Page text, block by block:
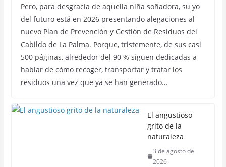
Pero, para desgracia de aquella niña soñadora, su yo
del futuro está en 2026 presentando alegaciones al
nuevo Plan de Prevención y Gestión de Residuos del
Cabildo de La Palma. Porque, tristemente, de sus casi
500 páginas, alrededor del 90 % siguen dedicadas a
hablar de cómo recoger, transportar y tratar los
residuos una vez que ya se han generado…
El angustioso
grito de la
naturaleza
3 de agosto de
2026